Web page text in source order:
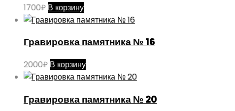
1700₽ В корзину
Гравировка памятника № 16
2000₽ В корзину
Гравировка памятника № 20